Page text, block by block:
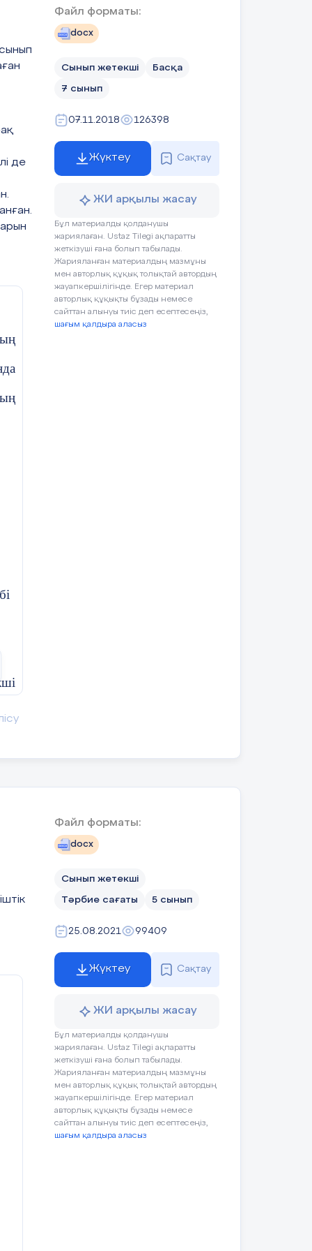
де
І
І
Файл форматы:
docx
Сынып жетекші Басқа
7 сынып
07.11.2018 126398
Жүктеу Сақтау
ЖИ арқылы жасау
Бұл материалды қолданушы
жариялаған. Ustaz Tilegi ақпаратты
жеткізуші ғана болып табылады.
Жарияланған материалдың мазмұны
мен авторлық құқық толықтай автордың
жауапкершілігінде. Егер материал
авторлық құқықты бұзады немесе
сайттан алынуы тиіс деп есептесеңіз,
шағым қалдыра аласыз
Файл форматы:
docx
Сынып жетекші
Тәрбие сағаты 5 сынып
25.08.2021 99409
Жүктеу Сақтау
ЖИ арқылы жасау
Бұл материалды қолданушы
жариялаған. Ustaz Tilegi ақпаратты
жеткізуші ғана болып табылады.
Жарияланған материалдың мазмұны
мен авторлық құқық толықтай автордың
жауапкершілігінде. Егер материал
авторлық құқықты бұзады немесе
сайттан алынуы тиіс деп есептесеңіз,
шағым қалдыра аласыз